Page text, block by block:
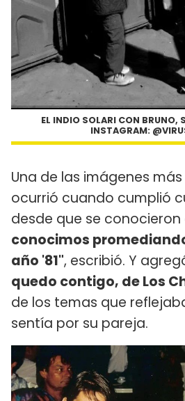
EL INDIO SOLARI CON BRUNO,
INSTAGRAM:
Una de las imágenes
ocurrió cuando cumplió
desde que se conocieron
conocimos
año '81", escribió. Y
quedo contigo, de Los
de los temas que
sentía por su pareja.